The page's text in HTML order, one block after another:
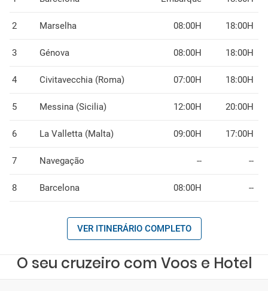
2 Marselha 08:00H 18:00H
3 Génova 08:00H 18:00H
4 Civitavecchia (Roma) 07:00H 18:00H
5 Messina (Sicilia) 12:00H 20:00H
6 La Valletta (Malta) 09:00H 17:00H
7 Navegação -- --
8 Barcelona 08:00H --
VER ITINERÁRIO COMPLETO
O seu cruzeiro com Voos e Hotel